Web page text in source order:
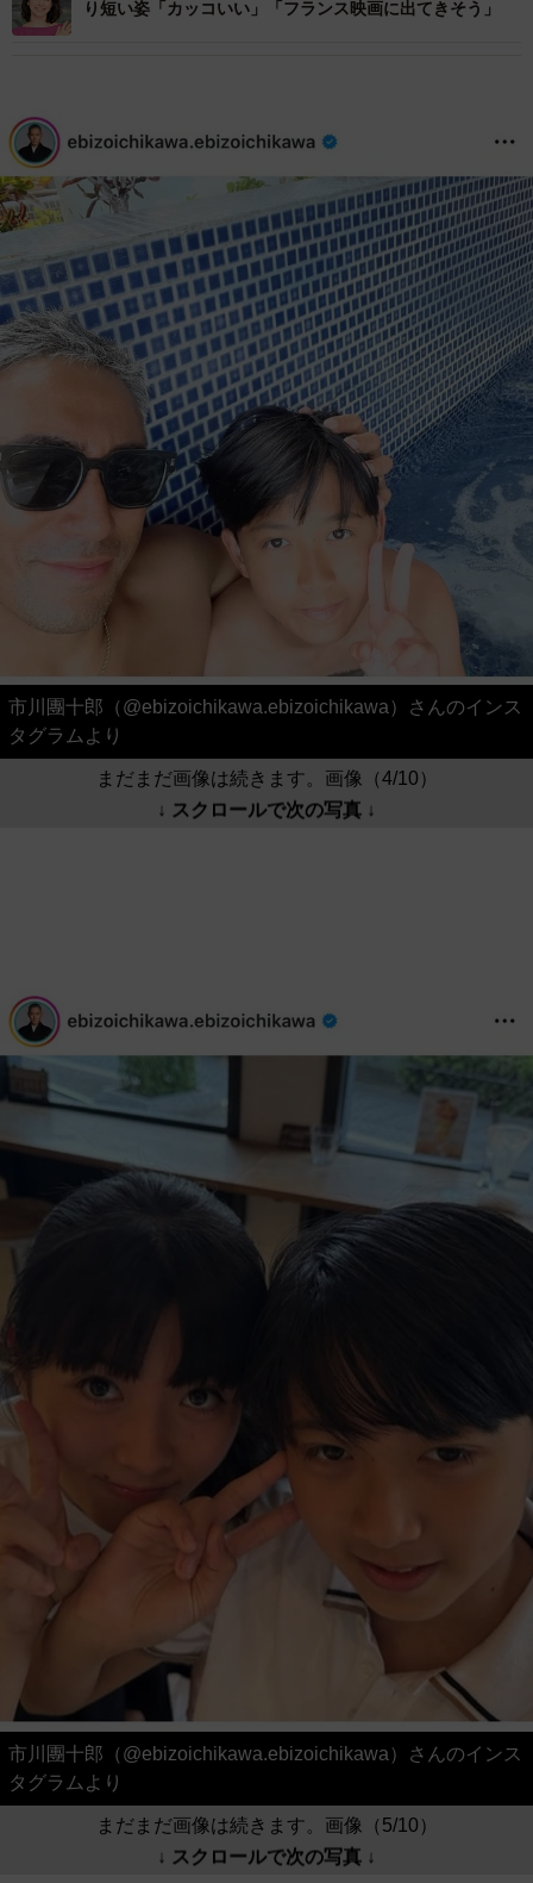
り短い姿「カッコいい」「フランス映画に出てきそう」
市川團十郎（@ebizoichikawa.ebizoichikawa）さんのインス
タグラムより
まだまだ画像は続きます。画像（4/10）
↓ スクロールで次の写真 ↓
市川團十郎（@ebizoichikawa.ebizoichikawa）さんのインス
タグラムより
まだまだ画像は続きます。画像（5/10）
↓ スクロールで次の写真 ↓